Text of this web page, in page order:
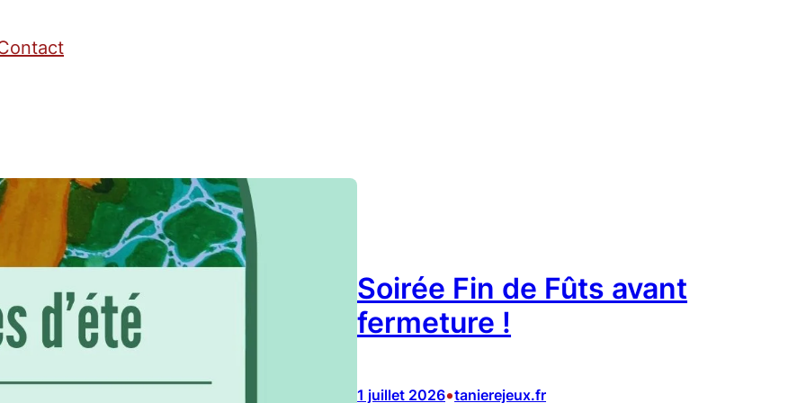
Soirée Fin de Fûts avant
fermeture !
1 juillet 2026•tanierejeux.fr